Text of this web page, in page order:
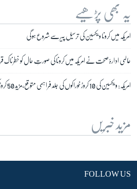
یہ بھی پڑھیے
امریکہ میں کرونا ویکسین کی ترسیل پیر سے شروع ہو گی
عالمی ادارۂ صحت نے امریکہ میں کرونا کی صورتِ حال کو خطرناک
امریکہ: ویکسین کی 10 کروڑ خوراکوں کی جلد فراہمی متوقع، مزید 50 کروڑ کی کوشش
مزید خبریں
FOLLOW US